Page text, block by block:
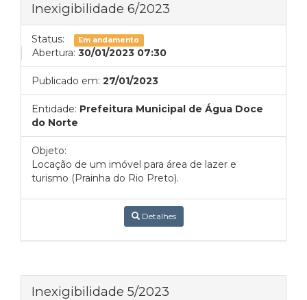
Inexigibilidade 6/2023
Status: Em andamento
Abertura: 30/01/2023 07:30
Publicado em: 27/01/2023
Entidade: Prefeitura Municipal de Água Doce
do Norte
Objeto:
Locação de um imóvel para área de lazer e
turismo (Prainha do Rio Preto).
Detalhes
Inexigibilidade 5/2023